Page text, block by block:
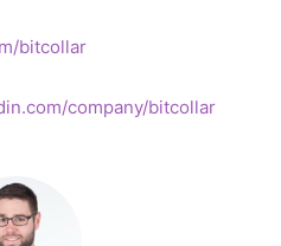
bitcollar
company/bitcollar